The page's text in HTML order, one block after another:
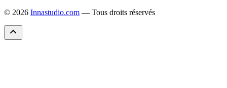
© 2026 Innastudio.com — Tous droits réservés